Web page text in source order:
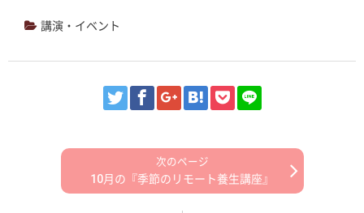
講演・イベント
10月の『季節のリモート養生講座』